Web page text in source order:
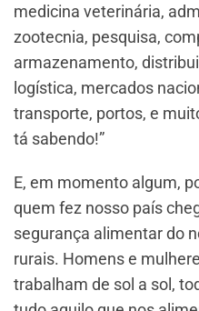
medicina veterinária,
zootecnia, pesquisa,
armazenamento,
logística, mercados
transporte, portos, e
tá sabendo!”
E, em momento algum,
quem fez nosso país
segurança alimentar do
rurais. Homens e
trabalham de sol a sol,